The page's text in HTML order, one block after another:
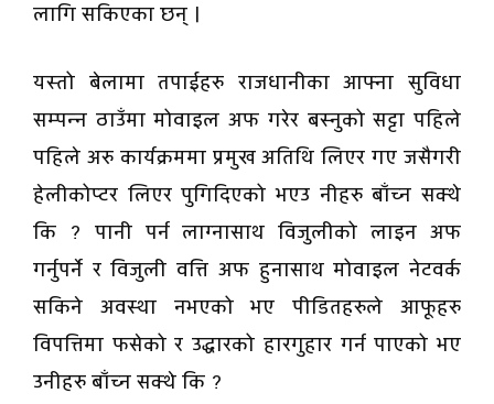
लागि सकिएका छन् ।
यस्तो बेलामा तपाईहरु राजधानीका आफ्ना सुविधा
सम्पन्न ठाउँमा मोवाइल अफ गरेर बस्नुको सट्टा पहिले
पहिले अरु कार्यक्रममा प्रमुख अतिथि लिएर गए जसैगरी
हेलीकोप्टर लिएर पुगिदिएको भएउ नीहरु बाँच्न सक्थे
कि ? पानी पर्न लाग्नासाथ विजुलीको लाइन अफ
गर्नुपर्ने र विजुली वत्ति अफ हुनासाथ मोवाइल नेटवर्क
सकिने अवस्था नभएको भए पीडितहरुले आफूहरु
विपत्तिमा फसेको र उद्धारको हारगुहार गर्न पाएको भए
उनीहरु बाँच्न सक्थे कि ?